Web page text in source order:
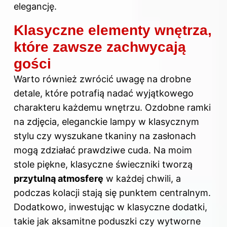
elegancję.
Klasyczne elementy wnętrza,
które zawsze zachwycają
gości
Warto również zwrócić uwagę na drobne
detale, które potrafią nadać wyjątkowego
charakteru każdemu wnętrzu. Ozdobne ramki
na zdjęcia, eleganckie lampy w klasycznym
stylu czy wyszukane tkaniny na zasłonach
mogą zdziałać prawdziwe cuda. Na moim
stole piękne, klasyczne świeczniki tworzą
przytulną atmosferę w każdej chwili, a
podczas kolacji stają się punktem centralnym.
Dodatkowo, inwestując w klasyczne dodatki,
takie jak aksamitne poduszki czy wytworne